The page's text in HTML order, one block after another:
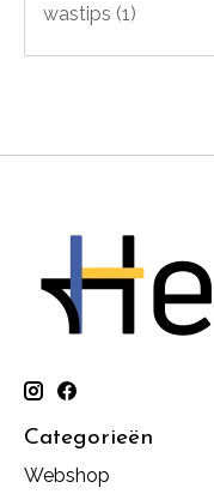
wastips (1)
Categorieën
Webshop